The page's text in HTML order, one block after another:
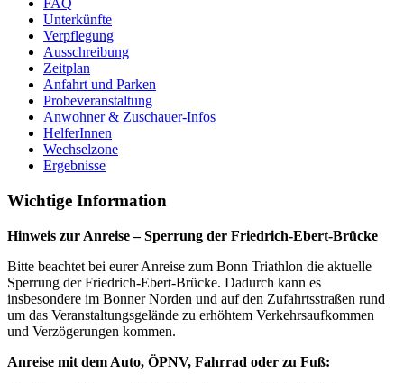
FAQ
Unterkünfte
Verpflegung
Ausschreibung
Zeitplan
Anfahrt und Parken
Probeveranstaltung
Anwohner & Zuschauer-Infos
HelferInnen
Wechselzone
Ergebnisse
Wichtige Information
Hinweis zur Anreise – Sperrung der Friedrich-Ebert-Brücke
Bitte beachtet bei eurer Anreise zum Bonn Triathlon die aktuelle
Sperrung der Friedrich-Ebert-Brücke. Dadurch kann es
insbesondere im Bonner Norden und auf den Zufahrtsstraßen rund
um das Veranstaltungsgelände zu erhöhtem Verkehrsaufkommen
und Verzögerungen kommen.
Anreise mit dem Auto, ÖPNV, Fahrrad oder zu Fuß: